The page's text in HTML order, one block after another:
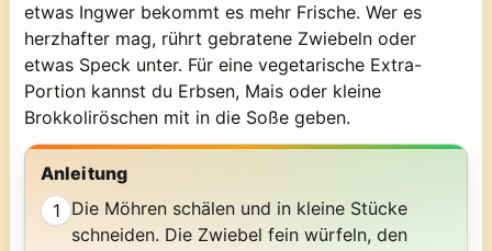
etwas Ingwer bekommt es mehr Frische. Wer es
herzhafter mag, rührt gebratene Zwiebeln oder
etwas Speck unter. Für eine vegetarische Extra-
Portion kannst du Erbsen, Mais oder kleine
Brokkoliröschen mit in die Soße geben.
Anleitung
1 Die Möhren schälen und in kleine Stücke
schneiden. Die Zwiebel fein würfeln, den